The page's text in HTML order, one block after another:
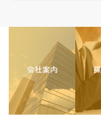
会社案内